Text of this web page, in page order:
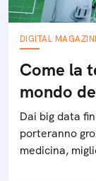
DIGITAL
Come la
mondo
Dai big data
porteranno
medicina,